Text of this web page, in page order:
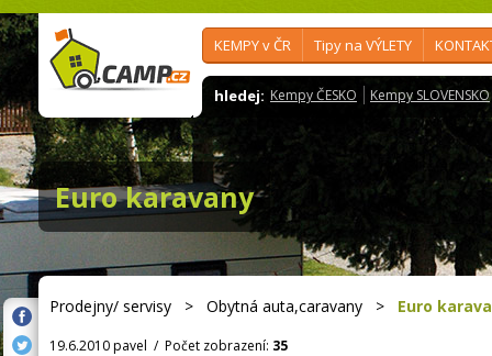
KEMPY v ČR Tipy na VÝLETY
hledej: Kempy ČESKO Kempy SLOVENSKO
Euro karavany
Prodejny/ servisy > Obytná auta,caravany > Euro
19.6.2010 pavel / Počet zobrazení: 35